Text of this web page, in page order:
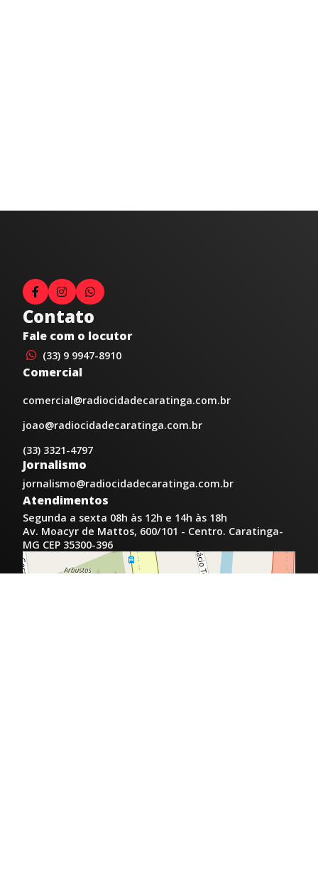
Contato
Fale com o locutor
(33) 9 9947-8910
Comercial
comercial@radiocidadecaratinga.com.br
joao@radiocidadecaratinga.com.br
(33) 3321-4797
Jornalismo
jornalismo@radiocidadecaratinga.com.br
Atendimentos
Segunda a sexta 08h às 12h e 14h às 18h
Av. Moacyr de Mattos, 600/101 - Centro. Caratinga-
MG CEP 35300-396